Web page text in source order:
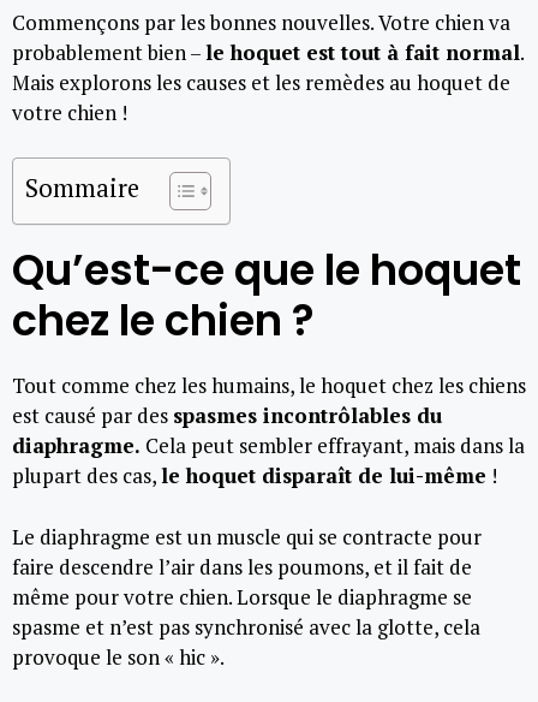
Commençons par les bonnes nouvelles. Votre chien va
probablement bien –le hoquet est tout à fait normal.
Mais explorons les causes et les remèdes au hoquet de
votre chien !
Sommaire
Qu’est-ce que le hoquet
chez le chien ?
Tout comme chez les humains, le hoquet chez les chiens
est causé par des spasmes incontrôlables du
diaphragme. Cela peut sembler effrayant, mais dans la
plupart des cas,le hoquet disparaît de lui-même !
Le diaphragme est un muscle qui se contracte pour
faire descendre l’air dans les poumons, et il fait de
même pour votre chien. Lorsque le diaphragme se
spasme et n’est pas synchronisé avec la glotte, cela
provoque le son « hic ».